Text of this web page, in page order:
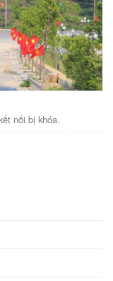
nối bị khóa.